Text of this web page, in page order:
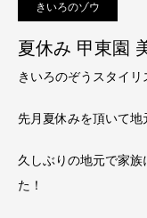
きいろのゾウ
夏休み 甲東園
きいろのぞうスタイリ
先月夏休みを頂いて地
久しぶりの地元で家
た！